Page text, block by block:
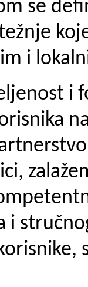
se
i
i
i